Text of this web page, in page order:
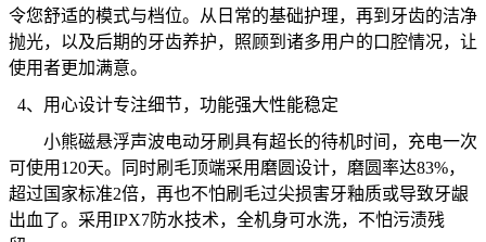
令您舒适的模式与档位。从日常的基础护理，再到牙齿的洁净
抛光，以及后期的牙齿养护，照顾到诸多用户的口腔情况，让
使用者更加满意。
4、 用心设计专注细节，功能强大性能稳定
小熊磁悬浮声波电动牙刷具有超长的待机时间， 充电一次
可使用 120天。同时刷毛顶端采用磨圆设计，磨圆率达83%，
超过国家标准2倍，再也不怕刷毛过尖损害牙釉质或导致牙龈
出血了。 采用IPX7防水技术， 全机身可水洗，不怕污渍残